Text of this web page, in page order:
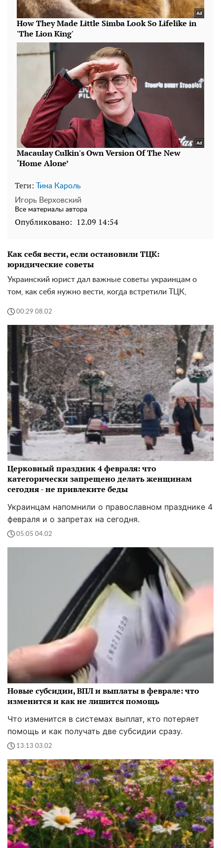
Теги:
Тина Кароль
Игорь Верховский
Все материалы автора
Опубликовано: 12.09 14:54
Как себя вести, если остановили ТЦК:
юридические советы
Украинский юрист дал важные советы украинцам о
том, как себя нужно вести, когда встретили ТЦК,
00:29 08.02
Церковный праздник 4 февраля: что
категорически запрещено делать женщинам
сегодня - не привлеките беды
Украинцам напомнили о православном празднике 4
февраля и о запретах на сегодня.
05:05 04.02
Новые субсидии, ВПЛ и выплаты в феврале: что
изменится и как не лишится помощь
Что изменится в системах выплат, кто потеряет
помощь и как получать две субсидии сразу.
13:13 03.02